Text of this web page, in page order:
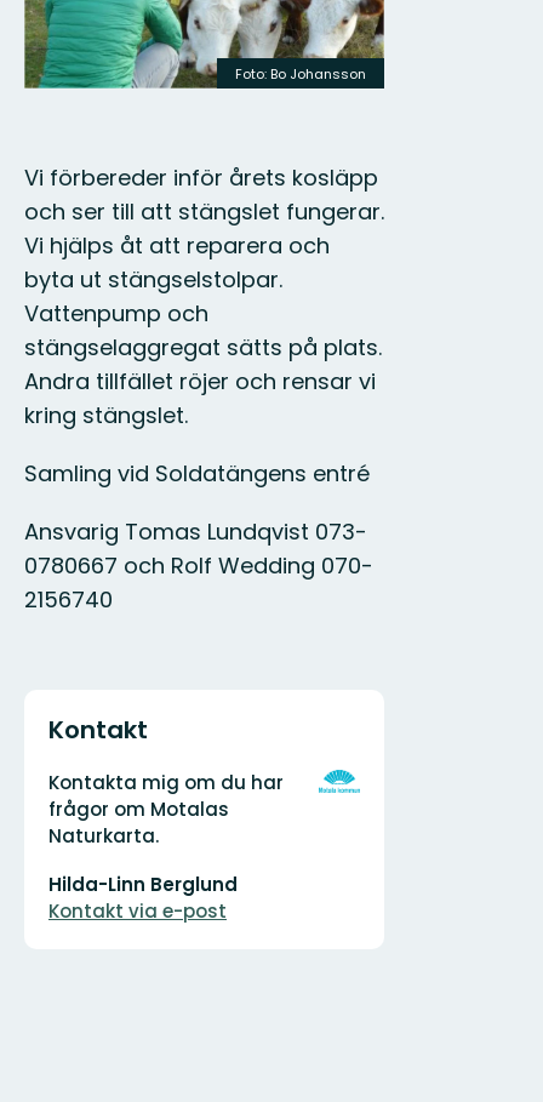
Foto: Bo Johansson
Vi förbereder inför årets kosläpp
och ser till att stängslet fungerar.
Vi hjälps åt att reparera och
byta ut stängselstolpar.
Vattenpump och
stängselaggregat sätts på plats.
Andra tillfället röjer och rensar vi
kring stängslet.
Samling vid Soldatängens entré
Ansvarig Tomas Lundqvist 073-
0780667 och Rolf Wedding 070-
2156740
Kontakt
Adress
Kontakta mig om du har
frågor om Motalas
Naturkarta.
postadress
Hilda-Linn Berglund
Kontakt via e-post
Organisationens